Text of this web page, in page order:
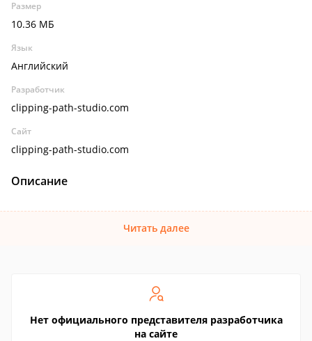
Размер
10.36 МБ
Язык
Английский
Разработчик
clipping-path-studio.com
Сайт
clipping-path-studio.com
Описание
Читать далее
Нет официального представителя разработчика
на сайте